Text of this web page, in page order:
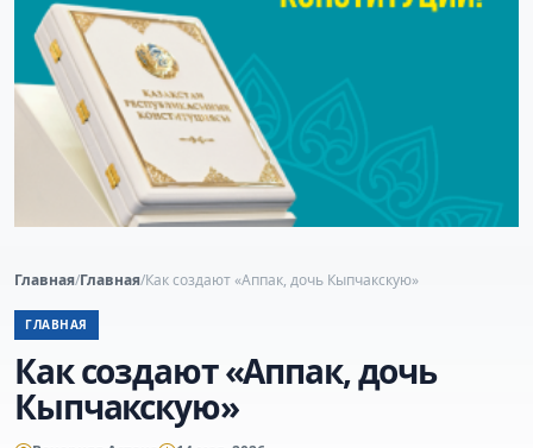
Главная/Главная/Как создают «Аппак, дочь Кыпчакскую»
ГЛАВНАЯ
Как создают «Аппак, дочь
Кыпчакскую»